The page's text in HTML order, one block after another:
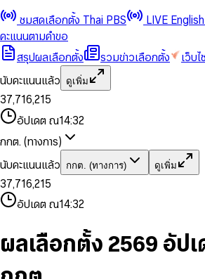
ชมสดเลือกตั้ง Thai PBS LIVE
คะแนนตามคำขอ
สรุปผลเลือกตั้ง
รวมข่าวเลือกตั้ง
เว็บ
นับคะแนนแล้ว
ดูเพิ่ม
0
1
2
3
4
5
6
8
9
0
1
2
3
4
5
6
7
8
9
,
0
1
2
4
6
7
8
9
0
1
2
3
4
5
6
7
8
9
0
1
3
5
6
7
8
9
,
1
2
4
5
7
8
9
0
1
3
4
6
7
8
9
0
2
3
4
5
7
8
อัปเดต ณ14:32
กกต. (ทางการ)
นับคะแนนแล้ว
กกต. (ทางการ) ดูเพิ่ม
0
1
2
3
4
5
7
8
0
1
2
4
5
6
7
8
9
,
0
1
2
4
6
7
8
9
0
1
2
3
5
6
8
0
1
3
5
6
7
8
,
1
2
4
6
7
9
0
1
3
5
6
8
0
2
3
4
5
7
9
อัปเดต ณ14:32
ผลเลือกตั้ง 2569 อัป